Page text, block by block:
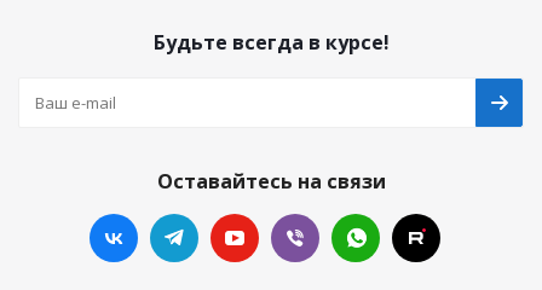
Будьте всегда в курсе!
Оставайтесь на связи